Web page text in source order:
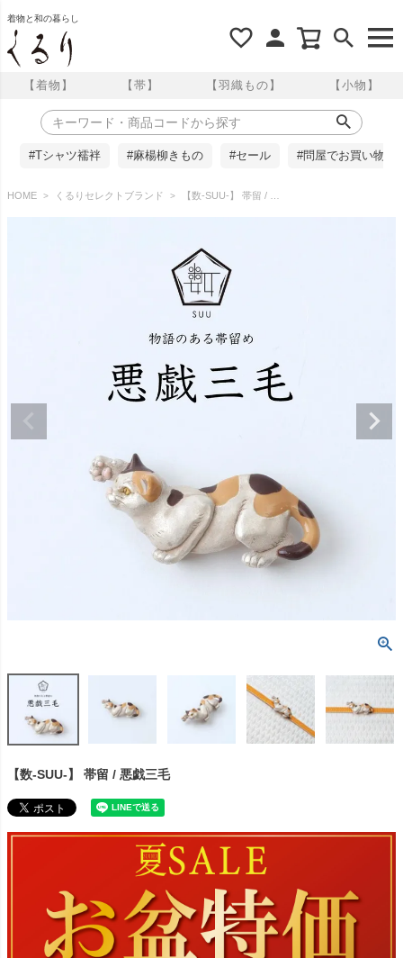
着物と和の暮らし
【着物】 【帯】 【羽織もの】 【小物】
#Tシャツ襦袢 #麻楊柳きもの #セール #問屋でお買い物
HOME くるりセレクトブランド 【数-SUU-】 帯留 / 悪戯三毛
【数-SUU-】 帯留 / 悪戯三毛